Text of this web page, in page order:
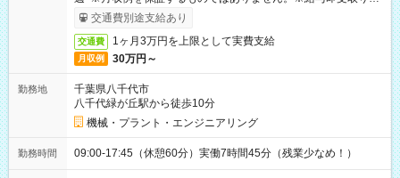
ービス利用可（利用条件有）
交通費別途支給あり
交通費 1ヶ月3万円を上限として実費支給
月収例 30万円～
勤務地
千葉県八千代市
八千代緑が丘駅から徒歩10分
機械・プラント・エンジニアリング
勤務時間 09:00-17:45（休憩60分）実働7時間45分（残業少なめ！）